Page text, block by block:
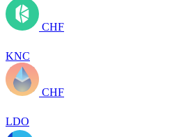
CHF
KNC
CHF
LDO